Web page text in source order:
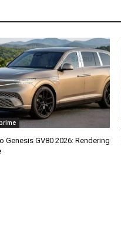
Genesis GV80 2026: Rendering